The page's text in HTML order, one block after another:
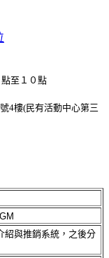
至１０點
4樓(民有活動中心第三
紹與推銷系統，之後分